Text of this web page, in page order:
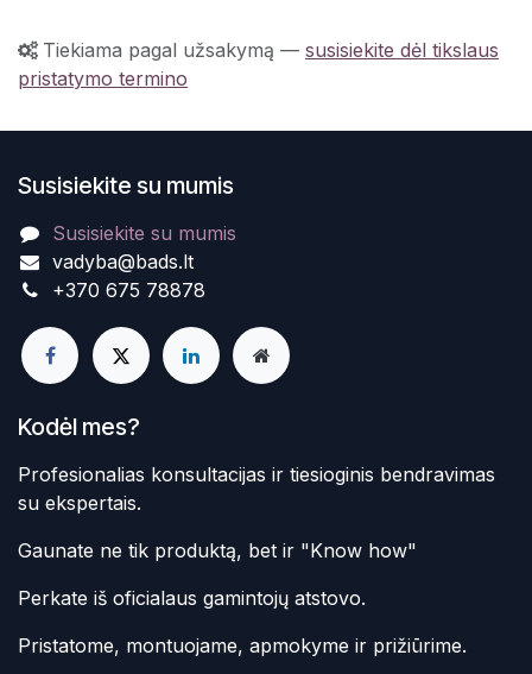
Tiekiama pagal užsakymą — susisiekite dėl tikslaus
pristatymo termino
Susisiekite su mumis
Susisiekite su mumis
vadyba@bads.lt
+370 675 78878
Kodėl mes?
Profesionalias konsultacijas ir tiesioginis bendravimas
su ekspertais.
Gaunate ne tik produktą, bet ir "Know how"
Perkate iš oficialaus gamintojų atstovo.
Pristatome, montuojame, apmokyme ir prižiūrime.